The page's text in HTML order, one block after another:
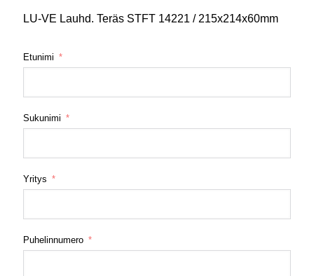
LU-VE Lauhd. Teräs STFT 14221 / 215x214x60mm
Etunimi
Sukunimi
Yritys
Puhelinnumero